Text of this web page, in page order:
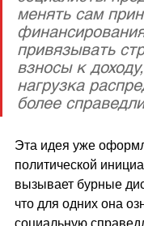
менять сам
привязывать
взносы к
нагрузка
более
Эта идея уже
политической
вызывает бурные
что для одних она